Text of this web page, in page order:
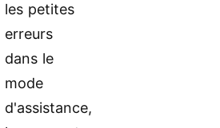
les petites
erreurs
dans le
mode
d'assistance,